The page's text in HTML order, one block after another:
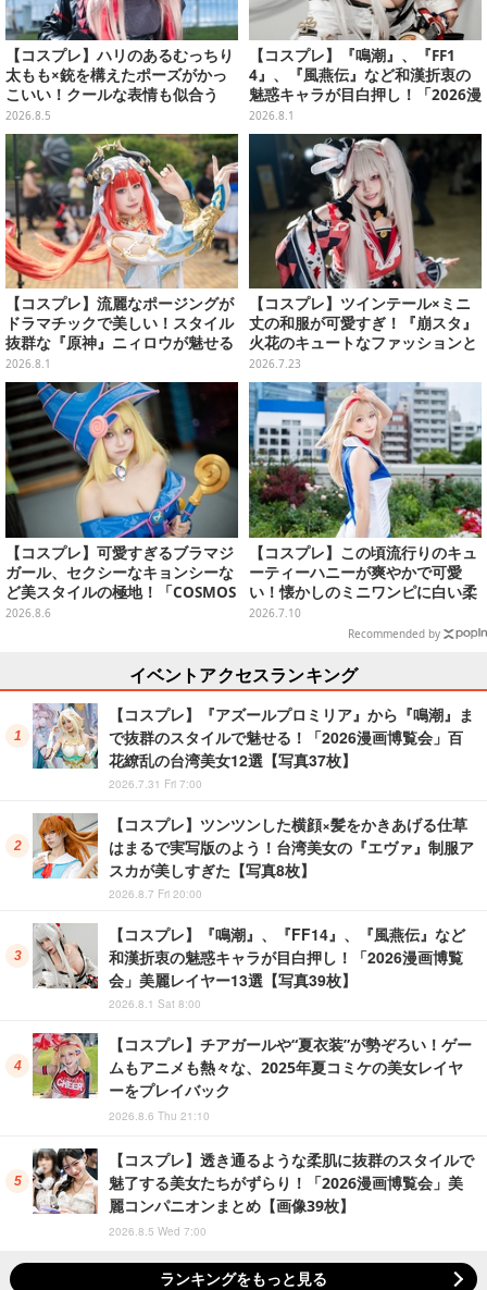
【コスプレ】ハリのあるむっちり
太もも×銃を構えたポーズがかっ
こいい！クールな表情も似合う
『NIKKE』ラピの美女レイヤーに
注目【写真7枚】
2026.8.5
【コスプレ】『鳴潮』、『FF1
4』、『風燕伝』など和漢折衷の
魅惑キャラが目白押し！「2026漫
画博覧会」美麗レイヤー13選【写
真39枚】
2026.8.1
【コスプレ】流麗なポージングが
ドラマチックで美しい！スタイル
抜群な『原神』ニィロウが魅せる
エスニックな雰囲気にドキドキ
【写真9枚】
2026.8.1
【コスプレ】ツインテール×ミニ
丈の和服が可愛すぎ！『崩スタ』
火花のキュートなファッションと
魅惑的な笑みで魅せる美女レイヤ
ー【写真8枚】
2026.7.23
【コスプレ】可愛すぎるブラマジ
ガール、セクシーなキョンシーな
ど美スタイルの極地！「COSMOS
創作攝影展」台湾美女レイヤーま
2026.8.6
【コスプレ】この頃流行りのキュ
ーティーハニーが爽やかで可愛
い！懐かしのミニワンピに白い柔
肌×美脚が映える【写真8枚】
2026.7.10
Recommended by
イベントアクセスランキング
【コスプレ】『アズールプロミリア』から『鳴潮』ま
で抜群のスタイルで魅せる！「2026漫画博覧会」百
花繚乱の台湾美女12選【写真37枚】
2026.7.31 Fri 7:00
【コスプレ】ツンツンした横顔×髪をかきあげる仕草
はまるで実写版のよう！台湾美女の『エヴァ』制服ア
スカが美しすぎた【写真8枚】
2026.8.7 Fri 20:00
【コスプレ】『鳴潮』、『FF14』、『風燕伝』など
和漢折衷の魅惑キャラが目白押し！「2026漫画博覧
会」美麗レイヤー13選【写真39枚】
2026.8.1 Sat 8:00
【コスプレ】チアガールや“夏衣装”が勢ぞろい！ゲー
ムもアニメも熱々な、2025年夏コミケの美女レイヤ
ーをプレイバック
2026.8.6 Thu 21:10
【コスプレ】透き通るような柔肌に抜群のスタイルで
魅了する美女たちがずらり！「2026漫画博覧会」美
麗コンパニオンまとめ【画像39枚】
2026.8.5 Wed 7:00
ランキングをもっと見る